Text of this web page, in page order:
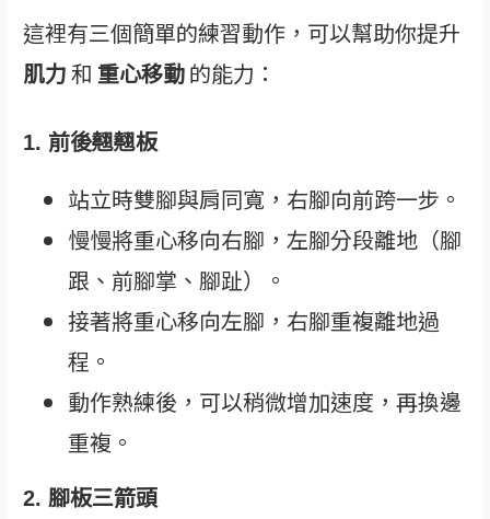
這裡有三個簡單的練習動作，可以幫助你提升
肌力和 重心移動的能力：
1. 前後翹翹板
站立時雙腳與肩同寬，右腳向前跨一步。
慢慢將重心移向右腳，左腳分段離地（腳
跟、前腳掌、腳趾）。
接著將重心移向左腳，右腳重複離地過
程。
動作熟練後，可以稍微增加速度，再換邊
重複。
2. 腳板三箭頭